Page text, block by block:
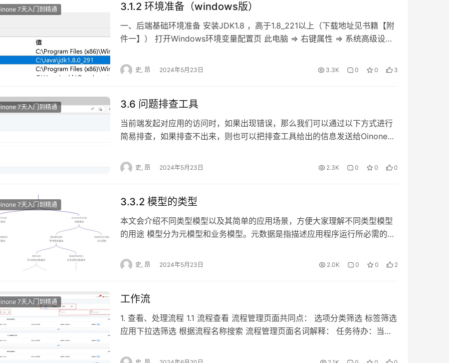
要选择获取单条/多条数据，选择一个获取数据的模型，可以设置一些筛选项减
少不必要的数据。最后需要设置未获取到数据时的执行方式。 继续执行：跳过
本次数据获取，继续执行流程。 向模型中新增数据后继续执行：新增数据来供
后续节点使用，新增数据同时存入数据库中。 终止流程：终止流程将结束该流
上面的模型数据从数据库中删除。 1.5 更新流程参数 可以将「流程配置」中的
逻辑 可以在流程中使用模块自带的逻辑或使用低代码设计的逻辑。
7天入门到精通 3.1.2 环境准备（windows版）
一、后端基础环境准备 安装JDK1.8 ，高于1.8_221以上（下载地址见书籍【附
件一】） 打开Windows环境变量配置页 此电脑 => 右键属性 => 系统高级设置
为JDK安装之后的路径 图3-1-27 新建环境变量JAVA_HOM 编辑变量为Path的
置成功 图3-1-29 验证JAVA是否安装成功 安装 Apache Maven 3.8+ （下载
地址见书籍【附件一】） 删除Maven安装目录下的conf/settings.xml 配置
mvn的settings，下载附件settings-open.xml，并重命名为settings.xml,建议
直接放在【C:\Users\你的用户名.m2】下面。下载地址见oinone开源社区群公
新建变量为M2_HOME的项,值为Maven安装路径 图3-1-30 新建变量
一个值%M2_HOME%\\bin 验证 图3-1-32 验证Maven是否安装成功 安装
Jetbrains IDEA （下载地址见书籍【附件一】） 插件安装 下载地址 密码:
mdji 如果IDEA安装了Lombok插件,请禁用Lombok插件 点击菜单项File =>
Settings => Plugins 图3-1-33 插件管理页面操作示意 下载插件包 (联系
载地址见书籍【附件一】） 解压下载的ZIP安装包, 复制到自定义安装目录 设
Get-Command mysqld 命令验证环境变量是否配置成功，执行成功输出
mysqld的所在路径 初始化 在命令行中执行 mysqld –initialize-insecure –
user=mysql 安装 mysqld -install 启动MySQL服务 mysqld -install 设置root
用户密码 alter user \’root\’@\’localhost\’ identified with
史, 昂 2024年5月23日 3.3K 0 0 3
7天入门到精通 3.6 问题排查工具
当前端发起对应用的访问时，如果出现错误，那么我们可以通过以下方式进行
简易排查，如果排查不出来，则也可以把排查工具给出的信息发送给Oinone官
哪些辅助信息帮我们来快速定位问题。 排查工具基础介绍 通过前端页面的
/debug 路由路径访问调试工具的页面，假设我们的前端页面访问地址为
http://localhost:6800/debug排查工具可以帮我们排查前端页面元数据异常和
分复制到调试工具的 debug 路由后重新发起请求，如图可以看到调试工具展示
的信息，可以根据这些信息排查问题。 排查后端接口 后端接口出现问题后，打
列表中找到需要调试的请求，右键会弹出菜单，点击菜单中的 “复制”，再次展
要的信息 2.复制调试信息到“接口调试”标签页内的文本框内，点击“发起请
求”按钮获取调试结果 我们可以看到页面展示了该接口的各种调试信息，我们
可以据此排查问题。 场景化的排查思路 业务代码中存在代码bug 报错后发起
调试请求，我们可以看到，调试工具直接给出了异常抛出的具体代码所在位
常，查看代码后分析可得是data.getName().eqauls方法在调用前未做条件判
史, 昂 2024年5月23日 2.3K 0 0 0
7天入门到精通 3.3.2 模型的类型
本文会介绍不同类型模型以及其简单的应用场景，方便大家理解不同类型模型
的用途 模型分为元模型和业务模型。元数据是指描述应用程序运行所必需的数
业务模型是指用于描述业务应用元数据的一套模式集合。 元模型分为模块域、
介绍的ModuleDefinition就是元模型。而我们在开发中涉及的就是业务模型
一、模型类型 抽象模型：往往是提供公共能力和字段的模型，它本身不会直接
用于构建协议和基础设施（如表结构等）。 传输模型：用于表现层和应用层之
间的数据交互，本身不会存储，没有默认的数据管理器，只有数据构造器。 存
史, 昂 2024年5月23日 2.0K 0 0 2
7天入门到精通 工作流
1. 查看、处理流程 1.1 流程查看 流程管理页面共同点： 选项分类筛选 标签筛选
应用下拉选筛选 根据流程名称搜索 流程管理页面名词解释： 任务待办：当前
发） 抄送：抄送给当前登录用户的节点（审批/填写） 我已办结：由当前登录